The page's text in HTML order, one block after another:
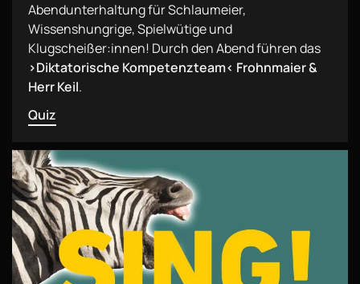
Abendunterhaltung für Schlaumeier,
Wissenshungrige, Spielwütige und
Klugscheißer:innen! Durch den Abend führen das
›Diktatorische Kompetenzteam‹ Frohnmaier &
Herr Keil.
Quiz